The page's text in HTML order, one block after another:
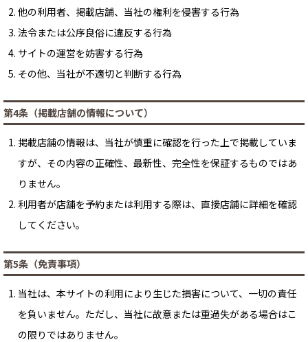
他の利用者、掲載店舗、当社の権利を侵害する行為
法令または公序良俗に違反する行為
サイトの運営を妨害する行為
その他、当社が不適切と判断する行為
第4条（掲載店舗の情報について）
掲載店舗の情報は、当社が慎重に確認を行った上で掲載していま
すが、その内容の正確性、最新性、完全性を保証するものではあ
りません。
利用者が店舗を予約または利用する際は、直接店舗に詳細を確認
してください。
第5条（免責事項）
当社は、本サイトの利用により生じた損害について、一切の責任
を負いません。ただし、当社に故意または重過失がある場合はこ
の限りではありません。